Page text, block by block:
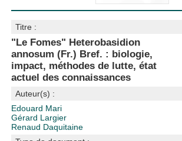
Titre :
"Le Fomes" Heterobasidion
annosum (Fr.) Bref. : biologie,
impact, méthodes de lutte, état
actuel des connaissances
Auteur(s) :
Edouard Mari
Gérard Largier
Renaud Daquitaine